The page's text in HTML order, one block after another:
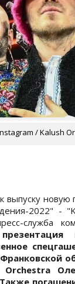
/ Kalush
выпуску новую
2022" -
служба
Orchestra